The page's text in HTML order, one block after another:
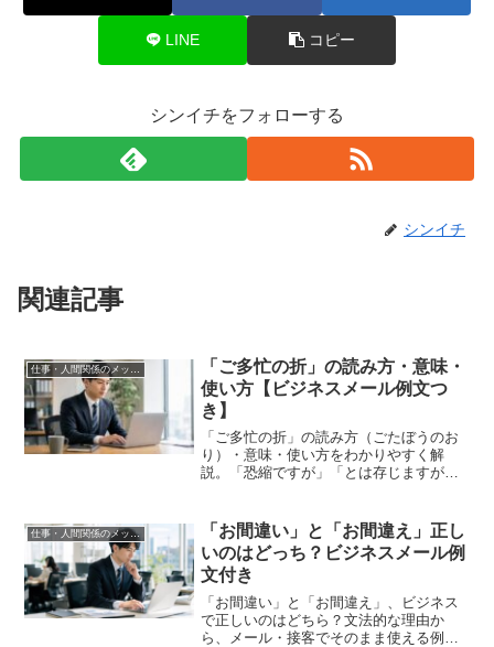
LINE コピー
シンイチをフォローする
シンイチ
関連記事
「ご多忙の折」の読み方・意味・
使い方【ビジネスメール例文つ
き】
「ご多忙の折」の読み方（ごたぼうのお
り）・意味・使い方をわかりやすく解
説。「恐縮ですが」「とは存じますが」
メール文例もまとめています。
仕事・人間関係のメッセージ
「お間違い」と「お間違え」正し
いのはどっち？ビジネスメール例
文付き
「お間違い」と「お間違え」、ビジネス
で正しいのはどちら？文法的な理由か
ら、メール・接客でそのまま使える例